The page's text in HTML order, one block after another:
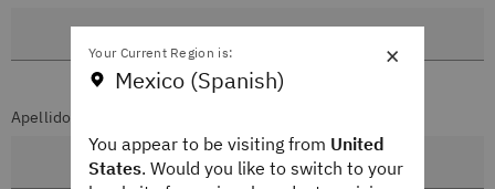
Apellidos *
×
Your Current Region is:
Mexico (Spanish)
You appear to be visiting from United
States. Would you like to switch to your